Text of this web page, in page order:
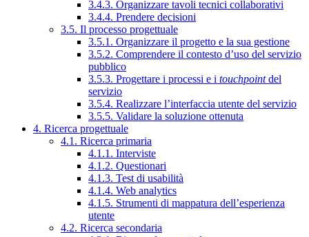
3.4.3. Organizzare tavoli tecnici collaborativi
3.4.4. Prendere decisioni
3.5. Il processo progettuale
3.5.1. Organizzare il progetto e la sua gestione
3.5.2. Comprendere il contesto d’uso del servizio
pubblico
3.5.3. Progettare i processi e i touchpointdel
servizio
3.5.4. Realizzare l’interfaccia utente del servizio
3.5.5. Validare la soluzione ottenuta
4. Ricerca progettuale
4.1. Ricerca primaria
4.1.1. Interviste
4.1.2. Questionari
4.1.3. Test di usabilità
4.1.4. Web analytics
4.1.5. Strumenti di mappatura dell’esperienza
utente
4.2. Ricerca secondaria